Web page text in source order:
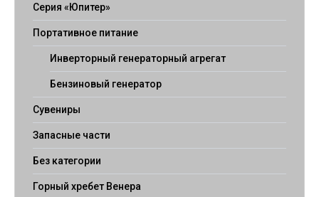
Серия «Юпитер»
Портативное питание
Инверторный генераторный агрегат
Бензиновый генератор
Сувениры
Запасные части
Без категории
Горный хребет Венера